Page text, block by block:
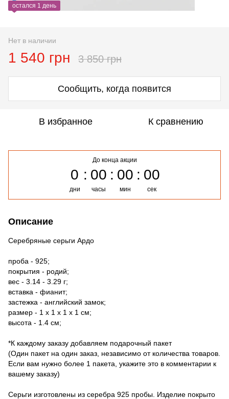
остался 1 день
Нет в наличии
1 540 грн 3 850 грн
Сообщить, когда появится
В избранное К сравнению
До конца акции
0
дни
00
часы
00
мин
00
сек
Описание
Серебряные серьги Ардо
проба - 925;
покрытия - родий;
вес - 3.14 - 3.29 г;
вставка - фианит;
застежка - английский замок;
размер - 1 х 1 х 1 х 1 см;
высота - 1.4 см;
*К каждому заказу добавляем подарочный пакет
(Один пакет на один заказ, независимо от количества товаров.
Если вам нужно более 1 пакета, укажите это в комментарии к
вашему заказу)
Серьги изготовлены из серебра 925 пробы. Изделие покрыто